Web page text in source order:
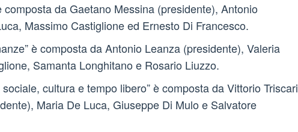
composta da Gaetano Messina (presidente), Antonio
Massimo Castiglione ed Ernesto Di Francesco.
è composta da Antonio Leanza (presidente), Valeria
Samanta Longhitano e Rosario Liuzzo.
cultura e tempo libero” è composta da Vittorio Triscari
Maria De Luca, Giuseppe Di Mulo e Salvatore